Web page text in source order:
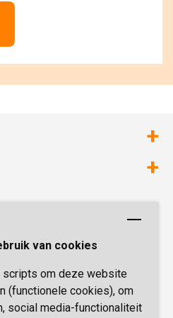
van cookies
scripts om deze website
(functionele cookies), om
social media-functionaliteit